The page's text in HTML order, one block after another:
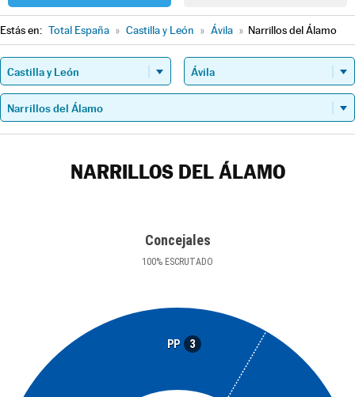
Estás en: Total España » Castilla y León » Ávila » Narrillos del Álamo
NARRILLOS DEL ÁLAMO
Concejales
100% ESCRUTADO
PP 3